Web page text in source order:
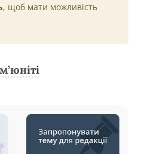
, щоб мати можливість